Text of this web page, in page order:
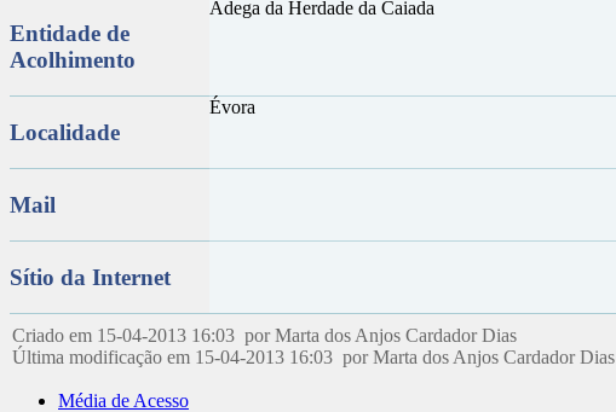
Entidade de
Acolhimento
Adega da Herdade da Caiada
Localidade
Évora
Mail
Sítio da Internet
Criado em 15-04-2013 16:03 por Marta dos Anjos Cardador Dias
Última modificação em 15-04-2013 16:03 por Marta dos Anjos Cardador Dias
Média de Acesso